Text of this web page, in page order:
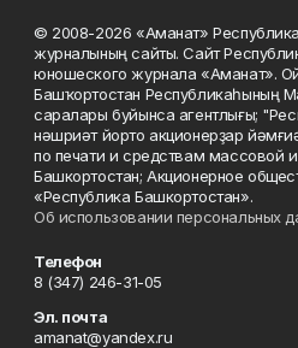
© 2008-2026 «Аманат»
журналының сайты. Сайт
юношеского журнала «Аманат».
Башҡортостан Республикаһының
саралары буйынса агентлығы;
нәшриәт йорто акционерҙар
по печати и средствам массовой
Башкортостан; Акционерное
«Республика Башкортостан».
Об использовании персональных
Телефон
8 (347) 246-31-05
Эл. почта
amanat@yandex.ru